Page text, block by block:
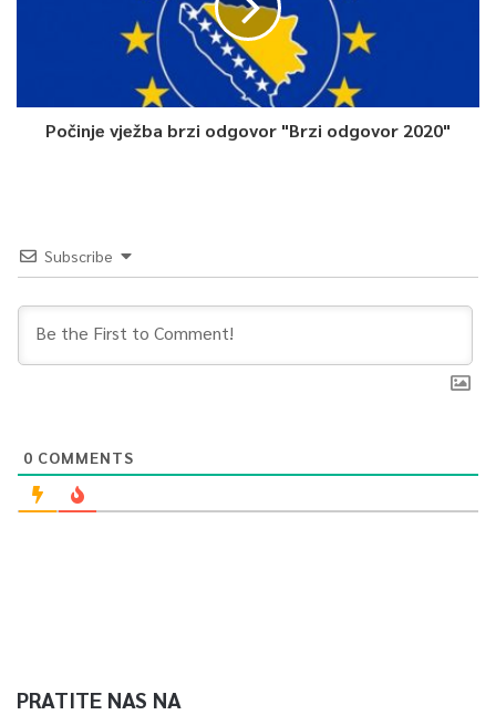
Počinje vježba brzi odgovor "Brzi odgovor 2020"
Subscribe
0 COMMENTS
PRATITE NAS NA